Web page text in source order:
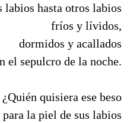
labios hasta otros labios
fríos y lívidos,
dormidos y acallados
el sepulcro de la noche.
¿Quién quisiera ese beso
para la piel de sus labios